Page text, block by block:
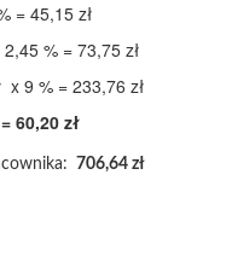
= 45,15 zł
% = 73,75 zł
9 % = 233,76 zł
60,20 zł
706,64 zł